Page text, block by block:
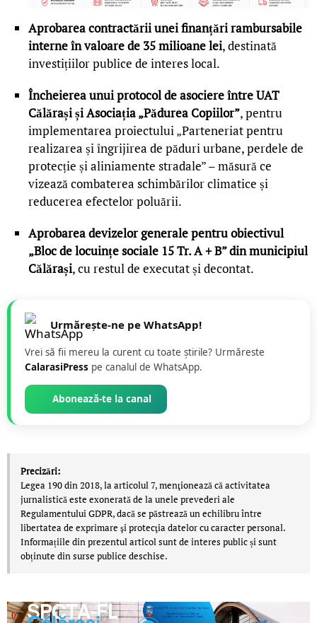
Aprobarea contractării unei finanțări rambursabile
interne în valoare de 35 milioane lei, destinată
investițiilor publice de interes local.
Încheierea unui protocol de asociere între UAT
Călărași și Asociația „Pădurea Copiilor”, pentru
implementarea proiectului „Parteneriat pentru
realizarea și îngrijirea de păduri urbane, perdele de
protecție și aliniamente stradale” – măsură ce
vizează combaterea schimbărilor climatice și
reducerea efectelor poluării.
Aprobarea devizelor generale pentru obiectivul
„Bloc de locuințe sociale 15 Tr. A + B” din municipiul
Călărași, cu restul de executat și decontat.
Urmărește-ne pe WhatsApp!
Vrei să fii mereu la curent cu toate știrile? Urmăreste
CalarasiPress pe canalul de WhatsApp.
Abonează-te la canal
Precizări:
Legea 190 din 2018, la articolul 7, menţionează că activitatea
jurnalistică este exonerată de la unele prevederi ale
Regulamentului GDPR, dacă se păstrează un echilibru între
libertatea de exprimare şi protecţia datelor cu caracter personal.
Informațiile din prezentul articol sunt de interes public și sunt
obținute din surse publice deschise.